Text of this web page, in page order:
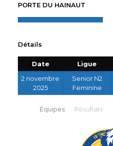
PORTE DU HAINAUT
Détails
Date Ligue
2 novembre
2025
Senior N2
Feminine
Équipes Résultats